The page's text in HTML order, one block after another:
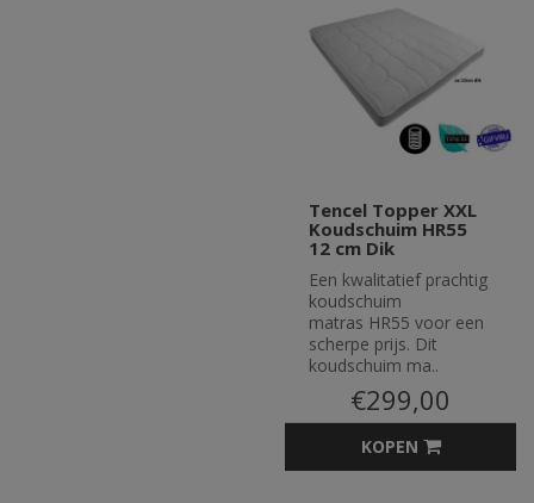
Tencel Topper XXL
Koudschuim HR55
12 cm Dik
Een kwalitatief prachtig
koudschuim
matras HR55 voor een
scherpe prijs. Dit
koudschuim ma..
€299,00
KOPEN